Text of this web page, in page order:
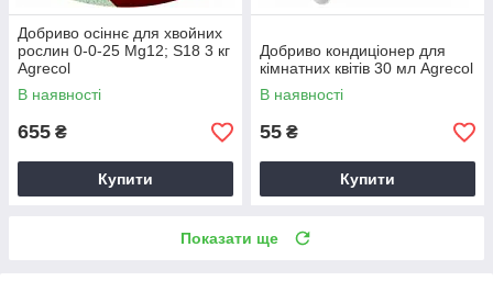
Добриво осіннє для хвойних
рослин 0-0-25 Mg12; S18 3 кг
Agrecol
В наявності
655 ₴
Купити
Добриво кондиціонер для
кімнатних квітів 30 мл Agrecol
В наявності
55 ₴
Купити
Показати ще